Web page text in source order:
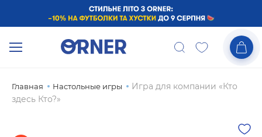
Главная Настольные игры
Игра для компании «Кто
здесь Кто?»